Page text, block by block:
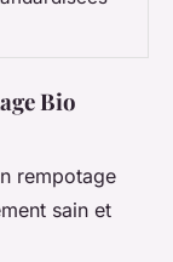
Bio
rempotage
sain et